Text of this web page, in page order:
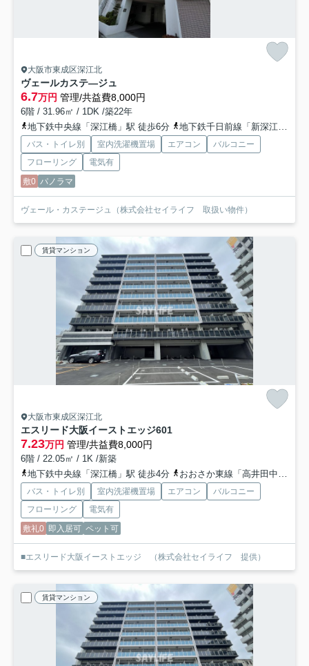
大阪市東成区深江北
ヴェールカステ―ジュ
6.7万円 管理/共益費8,000円
6階 / 31.96㎡ / 1DK /築22年
地下鉄中央線「深江橋」駅 徒歩6分
地下鉄千日前線「新深江」駅 徒歩9分
バス・トイレ別 室内洗濯機置場 エアコン
バルコニー
フローリング
電気有
敷0 パノラマ
ヴェール・カステージュ（株式会社セイライフ 取扱い物件）
賃貸マンション
大阪市東成区深江北
エスリード大阪イーストエッジ601
7.23万円 管理/共益費8,000円
6階 / 22.05㎡ / 1K /新築
地下鉄中央線「深江橋」駅 徒歩4分
おおさか東線「高井田中央」駅 徒歩15分
バス・トイレ別 室内洗濯機置場 エアコン
バルコニー
フローリング
電気有
敷礼0 即入居可 ペット可
■エスリード大阪イーストエッジ （株式会社セイライフ 提供）
賃貸マンション